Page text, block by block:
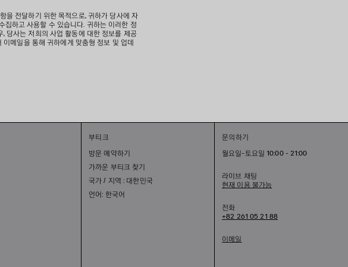
을 전달하기 위한 목적으로, 귀하가 당사에 자
집하고 사용할 수 있습니다. 귀하는 이러한 정
당사는 저희의 사업 활동에 대한 정보를 제공
메일을 통해 귀하에게 맞춤형 정보 및 업데
부티크
방문 예약하기
가까운 부티크 찾기
국가 / 지역 : 대한민국
언어: 한국어
문의하기
월요일-토요일 10:00 - 21:00
라이브 채팅
현재 이용 불가능
전화
+82 261 05 21 88
이메일